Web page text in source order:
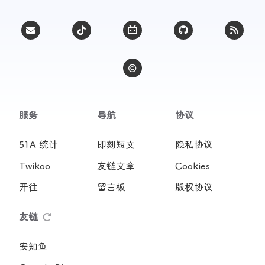
服务
51A 统计
Twikoo
开往
导航
即刻短文
友链文章
留言板
协议
隐私协议
Cookies
版权协议
友链
安知鱼